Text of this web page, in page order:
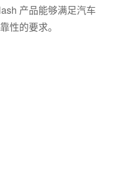
产品能够满足汽车
性的要求。